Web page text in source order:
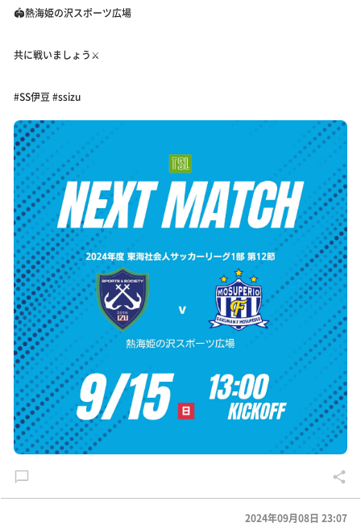
🏟️熱海姫の沢スポーツ広場
共に戦いましょう⚔️
#SS伊豆 #ssizu
2024年09月08日 23:07